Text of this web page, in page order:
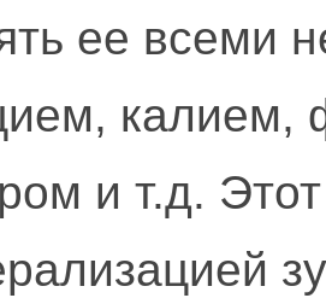
ее всеми
калием,
и т.д.